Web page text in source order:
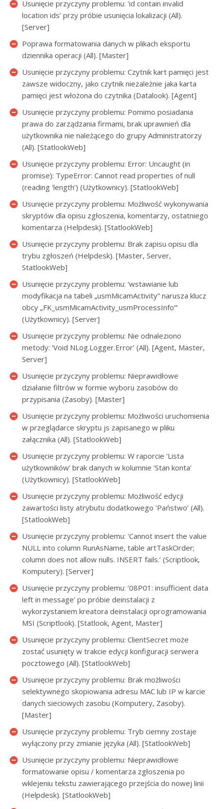
Usunięcie przyczyny problemu: 'id contain invalid
location ids’ przy próbie usunięcia lokalizacji (All).
[Server]
Poprawa formatowania danych w plikach eksportu
dziennika operacji (All). [Master]
Usunięcie przyczyny problemu: Czytnik kart pamięci jest
zawsze widoczny, jako czytnik niezależnie jaka karta
pamięci jest włożona do czytnika (Datalook). [Agent]
Usunięcie przyczyny problemu: Pomimo posiadania
prawa do zarządzania firmami, brak uprawnień dla
użytkownika nie należącego do grupy Administratorzy
(All). [StatlookWeb]
Usunięcie przyczyny problemu: Error: Uncaught (in
promise): TypeError: Cannot read properties of null
(reading 'length’) (Użytkownicy). [StatlookWeb]
Usunięcie przyczyny problemu: Możliwość wykonywania
skryptów dla opisu zgłoszenia, komentarzy, ostatniego
komentarza (Helpdesk). [StatlookWeb]
Usunięcie przyczyny problemu: Brak zapisu opisu dla
trybu zgłoszeń (Helpdesk). [Master, Server,
StatlookWeb]
Usunięcie przyczyny problemu: 'wstawianie lub
modyfikacja na tabeli „usmMicamActivity” narusza klucz
obcy „FK_usmMicamActivity_usmProcessInfo”’
(Użytkownicy). [Server]
Usunięcie przyczyny problemu: Nie odnaleziono
metody: 'Void NLog.Logger.Error’ (All). [Agent, Master,
Server]
Usunięcie przyczyny problemu: Nieprawidłowe
działanie filtrów w formie wyboru zasobów do
przypisania (Zasoby). [Master]
Usunięcie przyczyny problemu: Możliwości uruchomienia
w przeglądarce skryptu js zapisanego w pliku
załącznika (All). [StatlookWeb]
Usunięcie przyczyny problemu: W raporcie 'Lista
użytkowników’ brak danych w kolumnie 'Stan konta’
(Użytkownicy). [StatlookWeb]
Usunięcie przyczyny problemu: Możliwość edycji
zawartości listy atrybutu dodatkowego 'Państwo’ (All).
[StatlookWeb]
Usunięcie przyczyny problemu: 'Cannot insert the value
NULL into column RunAsName, table artTaskOrder;
column does not allow nulls. INSERT fails.’ (Scriptlook,
Komputery). [Server]
Usunięcie przyczyny problemu: ’08P01: insufficient data
left in message’ po próbie deinstalacji z
wykorzystaniem kreatora deinstalacji oprogramowania
MSI (Scriptlook). [Statlook, Agent, Master]
Usunięcie przyczyny problemu: ClientSecret może
zostać usunięty w trakcie edycji konfiguracji serwera
pocztowego (All). [StatlookWeb]
Usunięcie przyczyny problemu: Brak możliwości
selektywnego skopiowania adresu MAC lub IP w karcie
danych sieciowych zasobu (Komputery, Zasoby).
[Master]
Usunięcie przyczyny problemu: Tryb ciemny zostaje
wyłączony przy zmianie języka (All). [StatlookWeb]
Usunięcie przyczyny problemu: Nieprawidłowe
formatowanie opisu / komentarza zgłoszenia po
wklejeniu tekstu zawierającego przejścia do nowej linii
(Helpdesk). [StatlookWeb]